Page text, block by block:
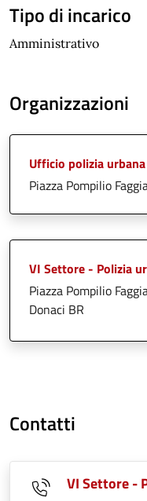
Tipo di incarico
Amministrativo
Organizzazioni
Ufficio polizia urbana
Piazza Pompilio
VI Settore - Polizia
Piazza Pompilio
Donaci BR
Contatti
VI Settore -